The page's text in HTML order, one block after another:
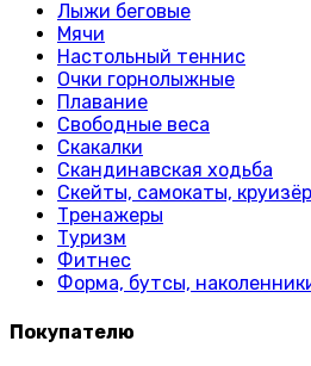
Лыжи беговые
Мячи
Настольный теннис
Очки горнолыжные
Плавание
Свободные веса
Скакалки
Скандинавская ходьба
Скейты, самокаты,
Тренажеры
Туризм
Фитнес
Форма, бутсы,
Покупателю